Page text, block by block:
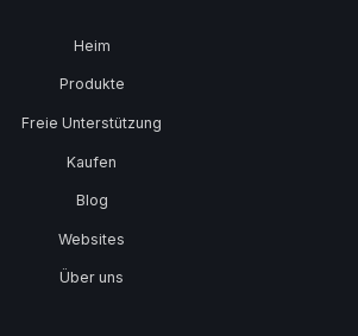
Heim
Produkte
Freie Unterstützung
Kaufen
Blog
Websites
Über uns